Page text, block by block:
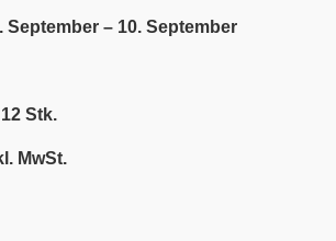
September – 10. September
12 Stk.
MwSt.